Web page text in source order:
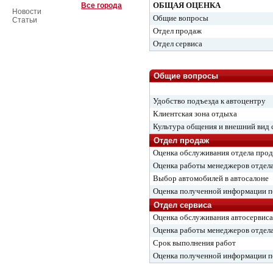
Все города
Новости
Статьи
ОБЩАЯ ОЦЕНКА
Общие вопросы
Отдел продаж
Отдел сервиса
Общие вопросы
Удобство подъезда к автоцентру
Клиентская зона отдыха
Культура общения и внешний вид
Отдел продаж
Оценка обслуживания отдела
Оценка работы менеджеров
Выбор автомобилей в автосалоне
Оценка полученной информации
Отдел сервиса
Оценка обслуживания
Оценка работы менеджеров
Срок выполнения работ
Оценка полученной информации